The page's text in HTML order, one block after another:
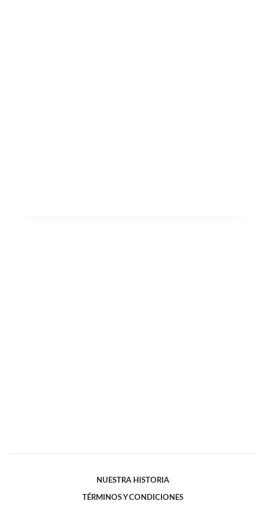
NUESTRA HISTORIA
TÉRMINOS Y CONDICIONES